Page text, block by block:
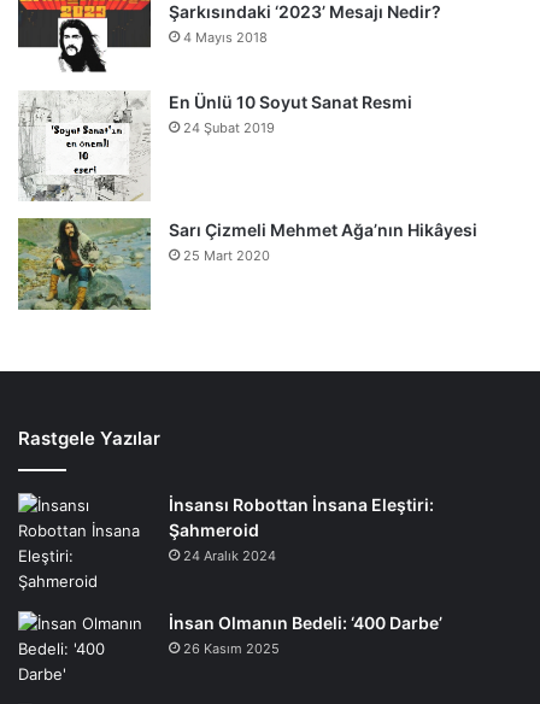
Şarkısındaki ‘2023’ Mesajı Nedir?
4 Mayıs 2018
En Ünlü 10 Soyut Sanat Resmi
24 Şubat 2019
Sarı Çizmeli Mehmet Ağa’nın Hikâyesi
25 Mart 2020
Rastgele Yazılar
İnsansı Robottan İnsana Eleştiri:
Şahmeroid
24 Aralık 2024
İnsan Olmanın Bedeli: ‘400 Darbe’
26 Kasım 2025